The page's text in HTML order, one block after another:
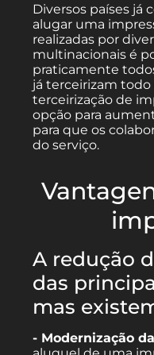
Diversos países já
alugar uma
realizadas por
multinacionais é
praticamente
já terceirizam todo
terceirização de
opção para
para que os
do serviço.
A redução
das
mas
- Modernização